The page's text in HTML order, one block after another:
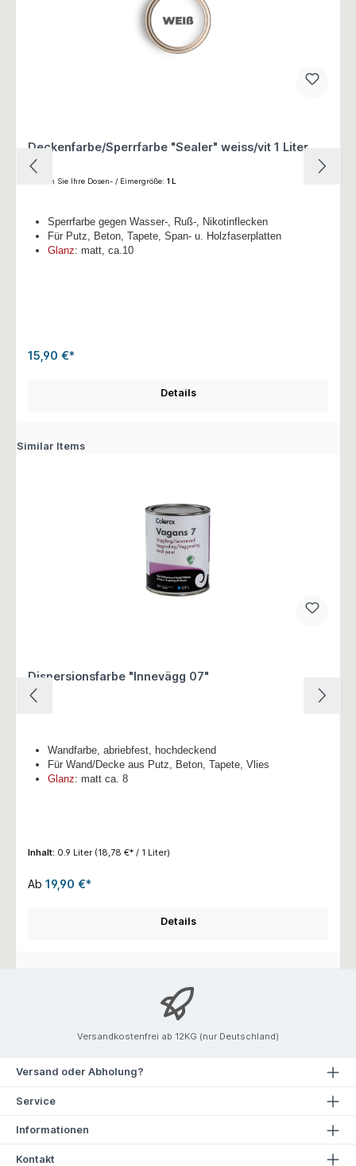
Deckenfarbe/Sperrfarbe "Sealer" weiss/vit 1 Liter
Wählen Sie Ihre Dosen- / Eimergröße: 1 L
Sperrfarbe gegen Wasser-, Ruß-, Nikotinflecken
Für Putz, Beton, Tapete, Span- u. Holzfaserplatten
Glanz: matt, ca.10
15,90 €*
Details
Similar Items
Dispersionsfarbe "Innevägg 07"
Wandfarbe, abriebfest, hochdeckend
Für Wand/Decke aus Putz, Beton, Tapete, Vlies
Glanz: matt ca. 8
Inhalt: 0.9 Liter (18,78 €* / 1 Liter)
Ab 19,90 €*
Details
Versandkostenfrei ab 12KG (nur Deutschland)
Versand oder Abholung?
Service
Informationen
Kontakt